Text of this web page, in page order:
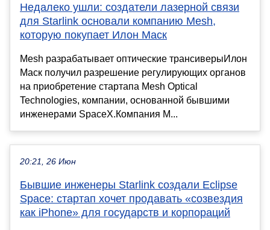
Недалеко ушли: создатели лазерной связи
для Starlink основали компанию Mesh,
которую покупает Илон Маск
Mesh разрабатывает оптические трансиверыИлон
Маск получил разрешение регулирующих органов
на приобретение стартапа Mesh Optical
Technologies, компании, основанной бывшими
инженерами SpaceX.Компания M...
20:21, 26 Июн
Бывшие инженеры Starlink создали Eclipse
Space: стартап хочет продавать «созвездия
как iPhone» для государств и корпораций